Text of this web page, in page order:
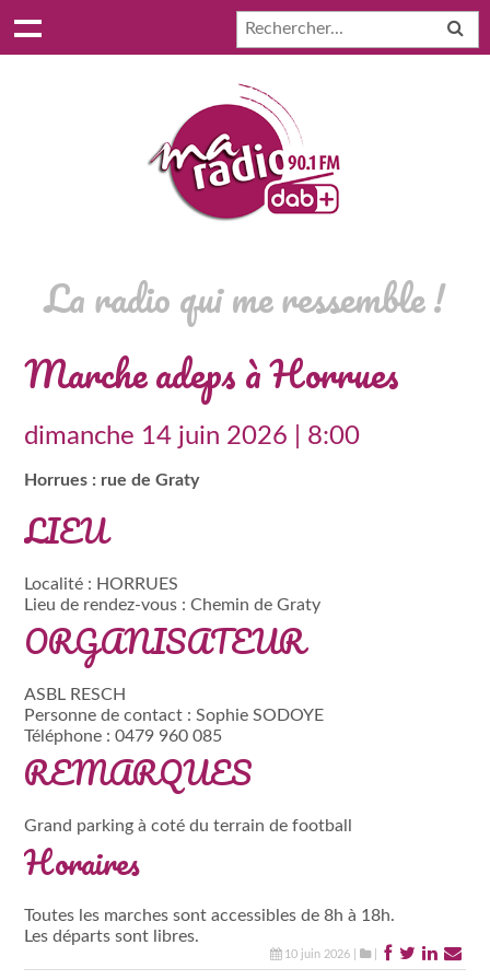
La radio qui me ressemble !
Marche adeps à Horrues
dimanche 14 juin 2026 | 8:00
Horrues : rue de Graty
LIEU
Localité : HORRUES
Lieu de rendez-vous :Chemin de Graty
ORGANISATEUR
ASBL RESCH
Personne de contact :Sophie SODOYE
Téléphone :0479 960 085
REMARQUES
Grand parking à coté du terrain de football
Horaires
Toutes les marches sont accessibles de 8h à 18h.
Les départs sont libres.
10 juin 2026 | |